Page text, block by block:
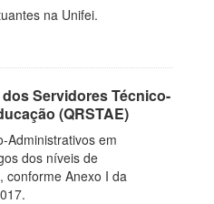
na Unifei.
Servidores Técnico-
(QRSTAE)
Administrativos em
dos níveis de
conforme Anexo I da